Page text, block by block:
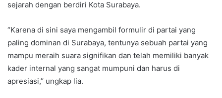
sejarah dengan berdiri Kota Surabaya.
“Karena di sini saya mengambil formulir di partai yang
paling dominan di Surabaya, tentunya sebuah partai yang
mampu meraih suara signifikan dan telah memiliki banyak
kader internal yang sangat mumpuni dan harus di
apresiasi,’’ ungkap lia.